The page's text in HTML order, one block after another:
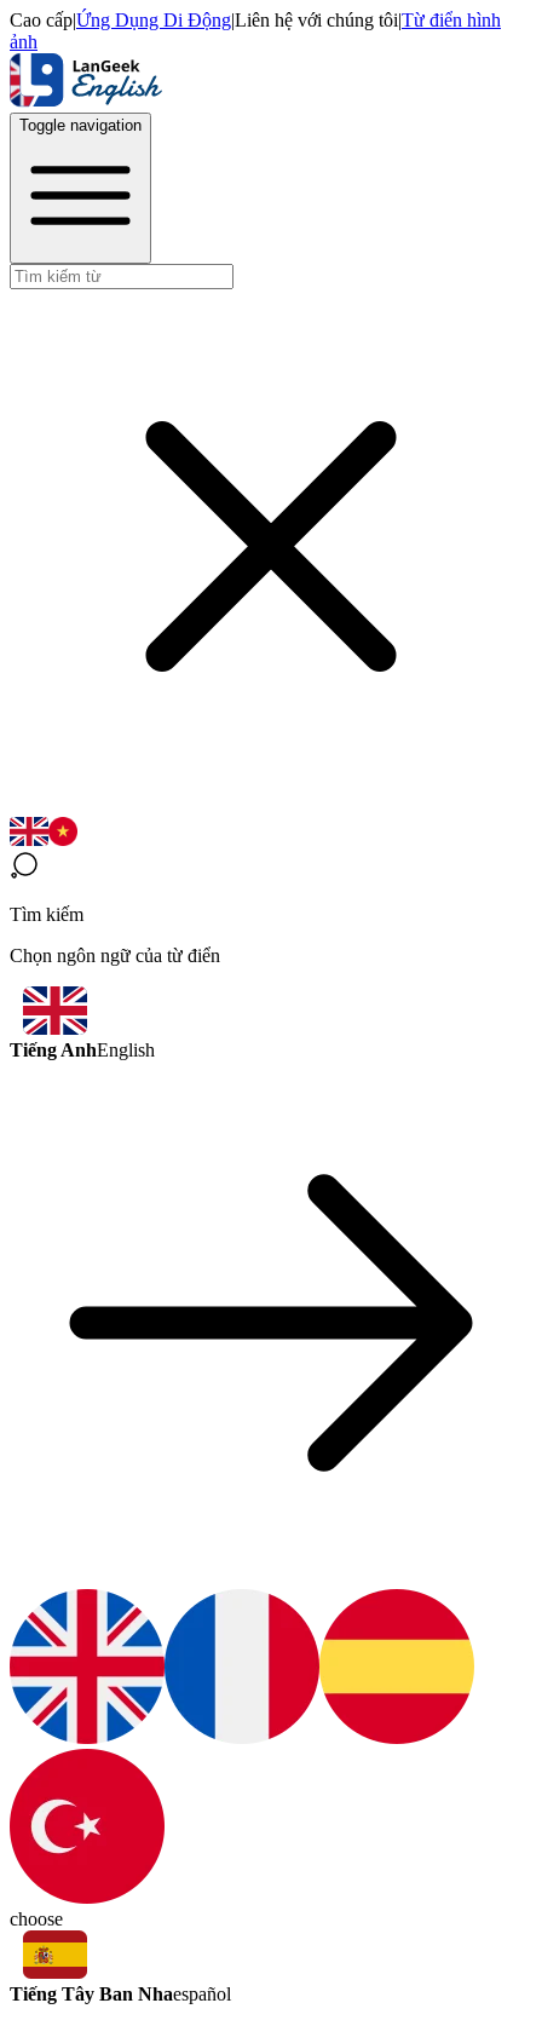
Cao cấp|Ứng Dụng Di Động|Liên hệ với chúng tôi|Từ điển hình
ảnh
Toggle navigation
Tìm kiếm
Chọn ngôn ngữ của từ điển
Tiếng AnhEnglish
choose
Tiếng Tây Ban Nhaespañol